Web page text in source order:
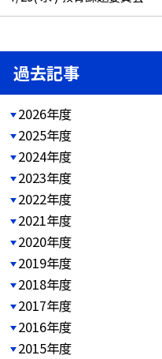
過去記事
2026年度
2025年度
2024年度
2023年度
2022年度
2021年度
2020年度
2019年度
2018年度
2017年度
2016年度
2015年度